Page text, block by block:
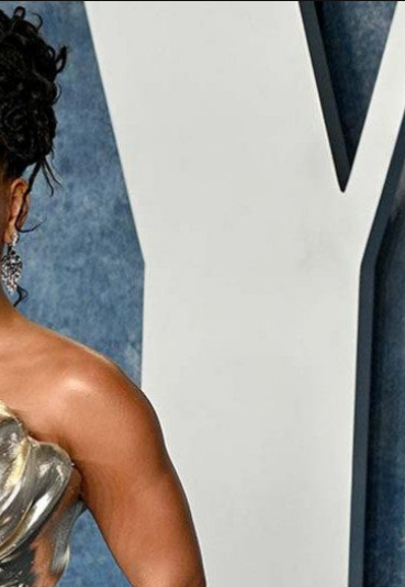
Taylor Swift officieel getrouwd met Travis
Kelce
1 month ago